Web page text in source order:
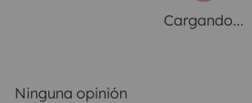
Cargando...
Ninguna opinión